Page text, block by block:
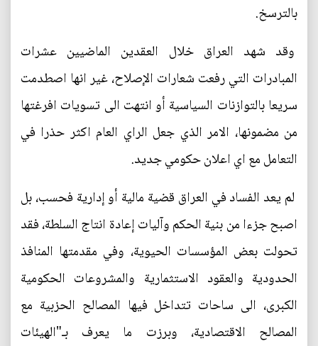
بالترسخ.
وقد شهد العراق خلال العقدين الماضيين عشرات
المبادرات التي رفعت شعارات الإصلاح، غير انها اصطدمت
سريعا بالتوازنات السياسية أو انتهت الى تسويات افرغتها
من مضمونها، الامر الذي جعل الراي العام اكثر حذرا في
التعامل مع اي اعلان حكومي جديد.
لم يعد الفساد في العراق قضية مالية أو إدارية فحسب، بل
اصبح جزءا من بنية الحكم وآليات إعادة انتاج السلطة، فقد
تحولت بعض المؤسسات الحيوية، وفي مقدمتها المنافذ
الحدودية والعقود الاستثمارية والمشروعات الحكومية
الكبرى، الى ساحات تتداخل فيها المصالح الحزبية مع
المصالح الاقتصادية، وبرزت ما يعرف بـ"الهيئات